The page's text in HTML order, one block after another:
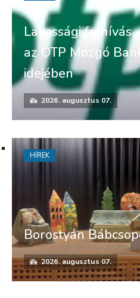
Lakossági felhívás
az OTP Mozgó
idejében
2026. augusztus 07.
Borostyán
2026. augusztus 07.
HÍREK